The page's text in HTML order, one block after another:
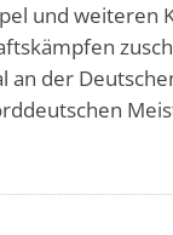
und weiteren
an der